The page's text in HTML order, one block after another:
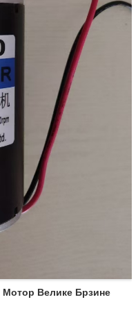
Мотор Велике Брзине